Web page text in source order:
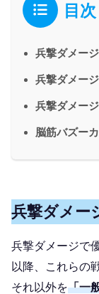
目次
兵撃ダメー
兵撃ダメー
兵撃ダメー
脳筋バズー
兵撃ダメー
兵撃ダメージで
以降、これらの
それ以外を「一